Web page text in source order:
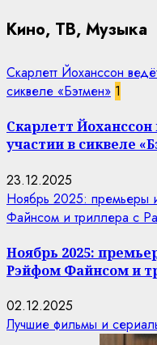
Кино, ТВ, Музыка
Скарлетт Йоханссон
сиквеле «Бэтмен» 1
Скарлетт
участии в сиквеле
23.12.2025
Ноябрь 2025: премьеры
Файнсом и триллера с
Ноябрь 2025:
Рэйфом Файнсом и
02.12.2025
Лучшие фильмы и